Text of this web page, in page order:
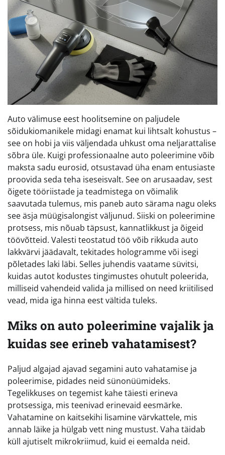
Auto välimuse eest hoolitsemine on paljudele
sõidukiomanikele midagi enamat kui lihtsalt kohustus –
see on hobi ja viis väljendada uhkust oma neljarattalise
sõbra üle. Kuigi professionaalne auto poleerimine võib
maksta sadu eurosid, otsustavad üha enam entusiaste
proovida seda teha iseseisvalt. See on arusaadav, sest
õigete tööriistade ja teadmistega on võimalik
saavutada tulemus, mis paneb auto särama nagu oleks
see äsja müügisalongist väljunud. Siiski on poleerimine
protsess, mis nõuab täpsust, kannatlikkust ja õigeid
töövõtteid. Valesti teostatud töö võib rikkuda auto
lakkvärvi jäädavalt, tekitades hologramme või isegi
põletades laki läbi. Selles juhendis vaatame süvitsi,
kuidas autot kodustes tingimustes ohutult poleerida,
milliseid vahendeid valida ja millised on need kriitilised
vead, mida iga hinna eest vältida tuleks.
Miks on auto poleerimine vajalik ja
kuidas see erineb vahatamisest?
Paljud algajad ajavad segamini auto vahatamise ja
poleerimise, pidades neid sünonüümideks.
Tegelikkuses on tegemist kahe täiesti erineva
protsessiga, mis teenivad erinevaid eesmärke.
Vahatamine on kaitsekihi lisamine värvkattele, mis
annab läike ja hülgab vett ning mustust. Vaha täidab
küll ajutiselt mikrokriimud, kuid ei eemalda neid.